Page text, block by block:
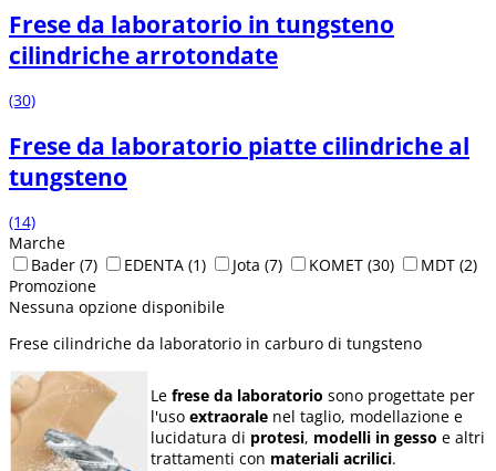
Frese da laboratorio in tungsteno
cilindriche arrotondate
(30)
Frese da laboratorio piatte cilindriche al
tungsteno
(14)
Marche
Bader (7) EDENTA (1) Jota (7) KOMET (30) MDT (2)
Promozione
Nessuna opzione disponibile
Frese cilindriche da laboratorio in carburo di tungsteno
Le frese da laboratorio sono progettate per
l'uso extraorale nel taglio, modellazione e
lucidatura di protesi, modelli in gesso e altri
trattamenti con materiali acrilici.